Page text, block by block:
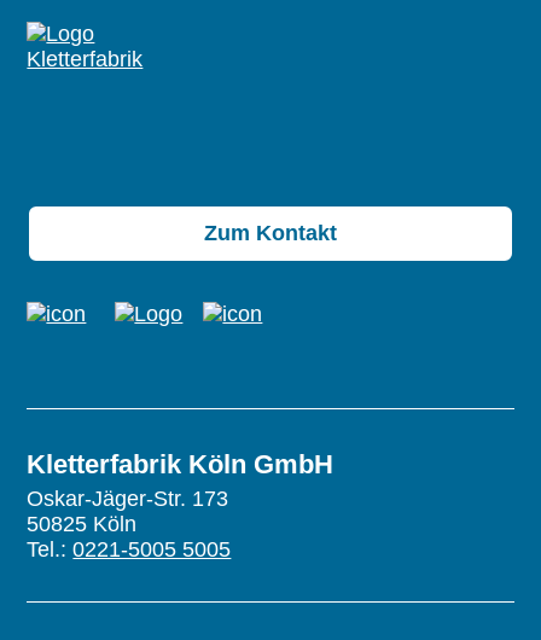
Zum Kontakt
Kletterfabrik Köln GmbH
Oskar-Jäger-Str. 173
50825 Köln
Tel.:0221-5005 5005